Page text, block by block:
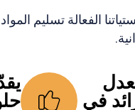
الفعالة تسليم
في